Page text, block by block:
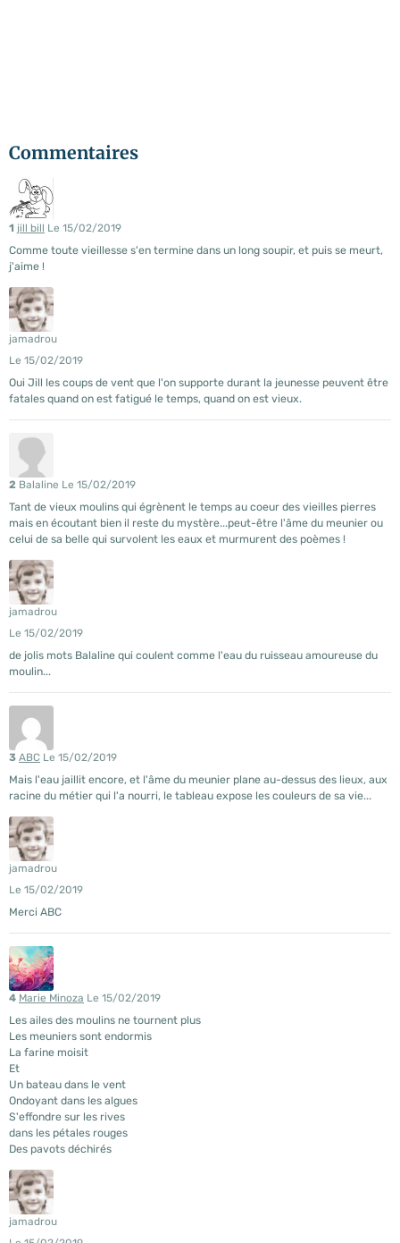
Commentaires
1 jill bill Le 15/02/2019
Comme toute vieillesse s'en termine dans un long soupir, et puis se meurt,
j'aime !
jamadrou
Le 15/02/2019
Oui Jill les coups de vent que l'on supporte durant la jeunesse peuvent être
fatales quand on est fatigué le temps, quand on est vieux.
2 Balaline Le 15/02/2019
Tant de vieux moulins qui égrènent le temps au coeur des vieilles pierres
mais en écoutant bien il reste du mystère...peut-être l'âme du meunier ou
celui de sa belle qui survolent les eaux et murmurent des poèmes !
jamadrou
Le 15/02/2019
de jolis mots Balaline qui coulent comme l'eau du ruisseau amoureuse du
moulin...
3 ABC Le 15/02/2019
Mais l'eau jaillit encore, et l'âme du meunier plane au-dessus des lieux, aux
racine du métier qui l'a nourri, le tableau expose les couleurs de sa vie...
jamadrou
Le 15/02/2019
Merci ABC
4 Marie Minoza Le 15/02/2019
Les ailes des moulins ne tournent plus
Les meuniers sont endormis
La farine moisit
Et
Un bateau dans le vent
Ondoyant dans les algues
S'effondre sur les rives
dans les pétales rouges
Des pavots déchirés
jamadrou